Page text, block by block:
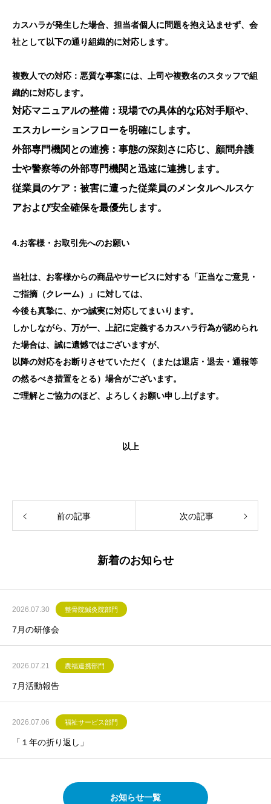
カスハラが発生した場合、担当者個人に問題を抱え込ませず、会
社として以下の通り組織的に対応します。
複数人での対応：悪質な事案には、上司や複数名のスタッフで組
織的に対応します。
対応マニュアルの整備：現場での具体的な応対手順や、
エスカレーションフローを明確にします。
外部専門機関との連携：事態の深刻さに応じ、顧問弁護
士や警察等の外部専門機関と迅速に連携します。
従業員のケア：被害に遭った従業員のメンタルヘルスケ
アおよび安全確保を最優先します。
4.お客様・お取引先へのお願い
当社は、お客様からの商品やサービスに対する「正当なご意見・
ご指摘（クレーム）」に対しては、
今後も真摯に、かつ誠実に対応してまいります。
しかしながら、万が一、上記に定義するカスハラ行為が認められ
た場合は、誠に遺憾ではございますが、
以降の対応をお断りさせていただく（または退店・退去・通報等
の然るべき措置をとる）場合がございます。
ご理解とご協力のほど、よろしくお願い申し上げます。
以上
前の記事 次の記事
新着のお知らせ
2026.07.30 整骨院鍼灸院部門
7月の研修会
2026.07.21 農福連携部門
7月活動報告
2026.07.06 福祉サービス部門
「１年の折り返し」
お知らせ一覧